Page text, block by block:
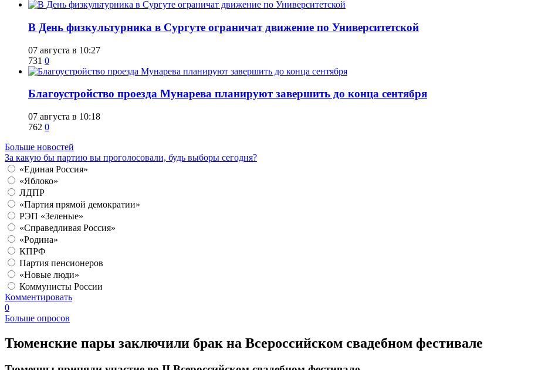
​В День физкультурника в Сургуте ограничат движение по Университетской
07 августа в 10:27
731 0
Благоустройство проезда Мунарева планируют завершить до конца сентября
07 августа в 10:18
762 0
Больше новостей
За какую бы партию вы проголосовали, будь выборы сегодня?
«Единая Россия»
«Яблоко»
ЛДПР
«Партия прямой демократии»
РЭП «Зеленые»
«Справедливая Россия»
«Родина»
КПРФ
Партия пенсионеров
«Новые люди»
Коммунисты России
Комментировать
0
Больше опросов
​Тюменские пары заключили брак на Всероссийском свадебном фестивале